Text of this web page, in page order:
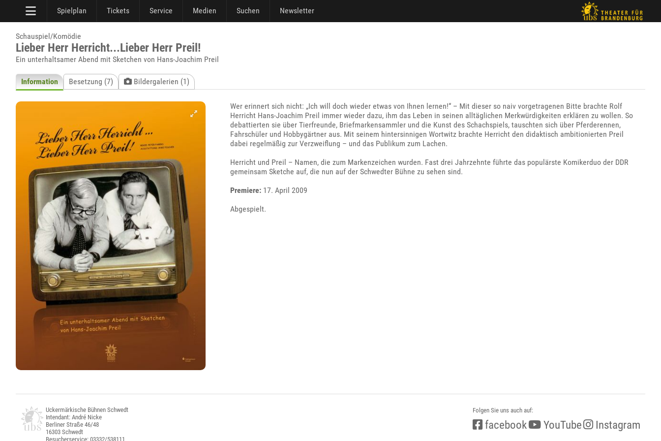
Spielplan Tickets Service Medien Suchen Newsletter
Schauspiel/Komödie
Lieber Herr Herricht...Lieber Herr Preil!
Ein unterhaltsamer Abend mit Sketchen von Hans-Joachim Preil
Information Besetzung (7) Bildergalerien (1)
Wer erinnert sich nicht: „Ich will doch wieder etwas von Ihnen lernen!“ – Mit dieser so naiv vorgetragenen Bitte brachte Rolf
Herricht Hans-Joachim Preil immer wieder dazu, ihm das Leben in seinen alltäglichen Merkwürdigkeiten erklären zu wollen. So
debattierten sie über Tierfreunde, Briefmarkensammler und die Kunst des Schachspiels, tauschten sich über Pferderennen,
Fahrschüler und Hobbygärtner aus. Mit seinem hintersinnigen Wortwitz brachte Herricht den didaktisch ambitionierten Preil
dabei regelmäßig zur Verzweiflung – und das Publikum zum Lachen.
Herricht und Preil – Namen, die zum Markenzeichen wurden. Fast drei Jahrzehnte führte das populärste Komikerduo der DDR
gemeinsam Sketche auf, die nun auf der Schwedter Bühne zu sehen sind.
Premiere: 17. April 2009
Abgespielt.
Uckermärkische Bühnen Schwedt
Intendant: André Nicke
Berliner Straße 46/48
16303 Schwedt
Besucherservice: 03332/538111
Folgen Sie uns auch auf:
facebook YouTube Instagram